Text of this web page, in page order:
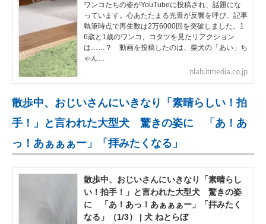
ワンコたちの姿がYouTubeに投稿され、話題にな
っています。心あたたまる光景が反響を呼び、記事
執筆時点で再生数は2万6000回を突破しました。1
6歳と1歳のワンコ、コタツを見たリアクション
は……？ 動画を投稿したのは、柴犬の「あい」ち
ゃん…
nlab.itmedia.co.jp
散歩中、おじいさんにいきなり「素晴らしい！拍
手！」と言われた大型犬 驚きの姿に 「あ！あ
っ！あぁぁぁー」「拝みたくなる」
散歩中、おじいさんにいきなり「素晴らし
い！拍手！」と言われた大型犬 驚きの姿
に 「あ！あっ！あぁぁぁー」「拝みたく
なる」（1/3） | 犬 ねとらぼ